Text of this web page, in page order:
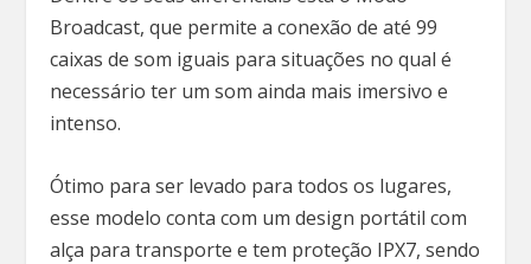
Broadcast, que permite a conexão de até 99
caixas de som iguais para situações no qual é
necessário ter um som ainda mais imersivo e
intenso.
Ótimo para ser levado para todos os lugares,
esse modelo conta com um design portátil com
alça para transporte e tem proteção IPX7, sendo